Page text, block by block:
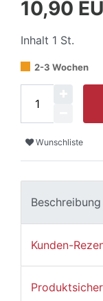
10,90
Inhalt 1 St.
2-3 Wochen
Wunschliste
Beschreibung
Kunden-